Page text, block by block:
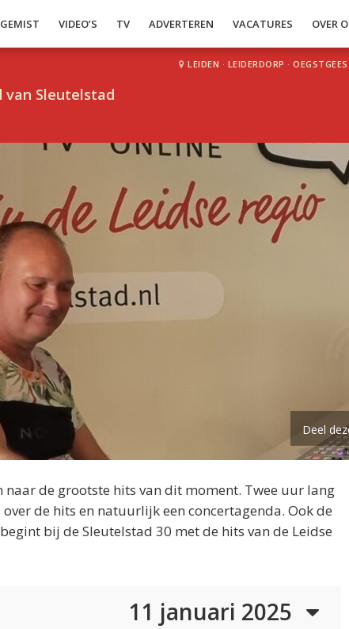
VIDEO’S TV ADVERTEREN VACATURES OVER
van Sleutelstad
LEIDEN · LEIDERDORP ·
Deel
de grootste hits van dit moment. Twee uur lang
de hits en natuurlijk een concertagenda. Ook de
bij de Sleutelstad 30 met de hits van de Leidse
11 januari 2025